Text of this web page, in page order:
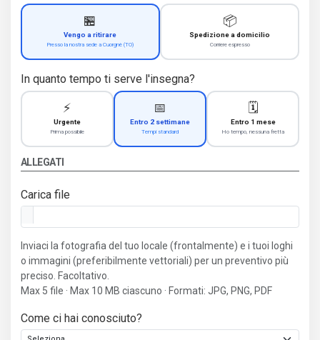
🏪
Vengo a ritirare
Presso la nostra sede a Cuorgnè (TO)
📦
Spedizione a domicilio
Corriere espresso
In quanto tempo ti serve l'insegna?
⚡
Urgente
Prima possibile
📅
Entro 2 settimane
Tempi standard
🗓️
Entro 1 mese
Ho tempo, nessuna fretta
ALLEGATI
Carica file
Inviaci la fotografia del tuo locale (frontalmente) e i tuoi loghi
o immagini (preferibilmente vettoriali) per un preventivo più
preciso. Facoltativo.
Max 5 file · Max 10 MB ciascuno · Formati: JPG, PNG, PDF
Come ci hai conosciuto?